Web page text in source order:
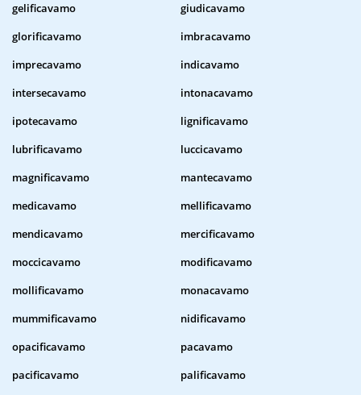
gelificavamo
giudicavamo
glorificavamo
imbracavamo
imprecavamo
indicavamo
intersecavamo
intonacavamo
ipotecavamo
lignificavamo
lubrificavamo
luccicavamo
magnificavamo
mantecavamo
medicavamo
mellificavamo
mendicavamo
mercificavamo
moccicavamo
modificavamo
mollificavamo
monacavamo
mummificavamo
nidificavamo
opacificavamo
pacavamo
pacificavamo
palificavamo